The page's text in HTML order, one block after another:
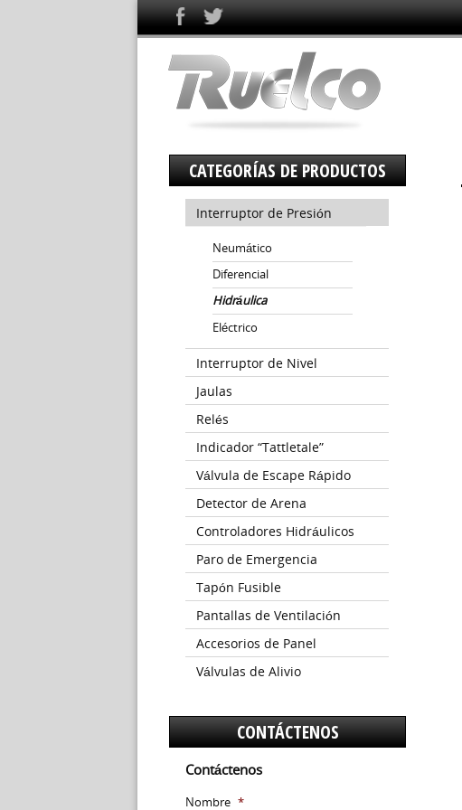
CATEGORÍAS DE PRODUCTOS
Interruptor de Presión
Neumático
Diferencial
Hidráulica
Eléctrico
Interruptor de Nivel
Jaulas
Relés
Indicador “Tattletale”
Válvula de Escape Rápido
Detector de Arena
Controladores Hidráulicos
Paro de Emergencia
Tapón Fusible
Pantallas de Ventilación
Accesorios de Panel
Válvulas de Alivio
CONTÁCTENOS
Contáctenos
Nombre *